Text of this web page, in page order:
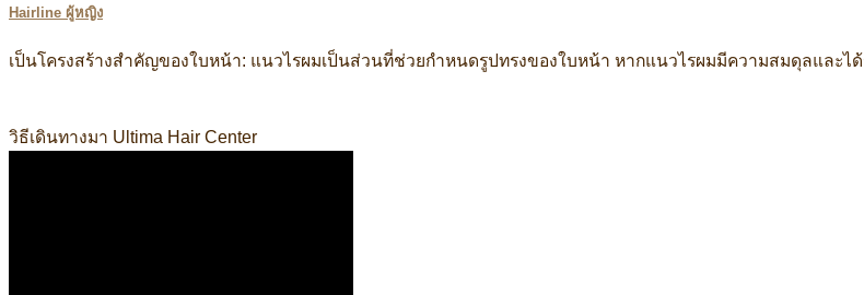
Hairline ผู้หญิง
เป็นโครงสร้างสำคัญของใบหน้า: แนวไรผมเป็นส่วนที่ช่วยกำหนดรูปทรงของใบหน้า หากแนวไรผมมีความสมดุลและไ
วิธีเดินทางมา Ultima Hair Center